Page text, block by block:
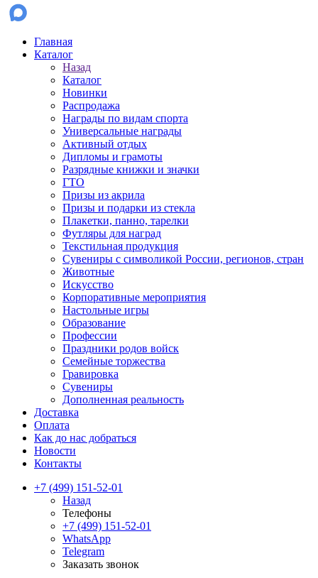
Главная
Каталог
Назад
Каталог
Новинки
Распродажа
Награды по видам спорта
Универсальные награды
Активный отдых
Дипломы и грамоты
Разрядные книжки и значки
ГТО
Призы из акрила
Призы и подарки из стекла
Плакетки, панно, тарелки
Футляры для наград
Текстильная продукция
Сувениры с символикой России, регионов, стран
Животные
Искусство
Корпоративные мероприятия
Настольные игры
Образование
Профессии
Праздники родов войск
Семейные торжества
Гравировка
Сувениры
Дополненная реальность
Доставка
Оплата
Как до нас добраться
Новости
Контакты
+7 (499) 151-52-01
Назад
Телефоны
+7 (499) 151-52-01
WhatsApp
Telegram
Заказать звонок